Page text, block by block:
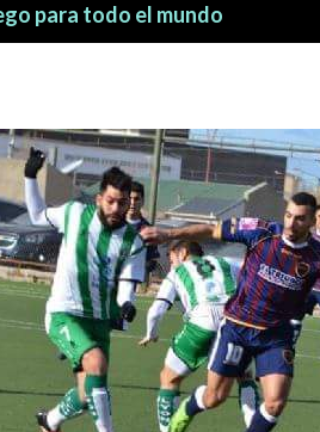
para todo el mundo